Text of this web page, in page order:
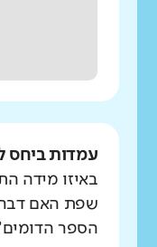
עמדות ביחס
באיזו מידה
שפת האם דבר
הספר